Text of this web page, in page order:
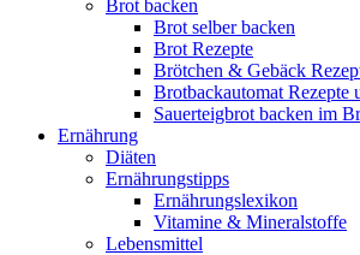
Brot backen
Brot selber backen
Brot Rezepte
Brötchen & Gebäck
Brotbackautomat Rezepte
Sauerteigbrot backen im
Ernährung
Diäten
Ernährungstipps
Ernährungslexikon
Vitamine & Mineralstoffe
Lebensmittel